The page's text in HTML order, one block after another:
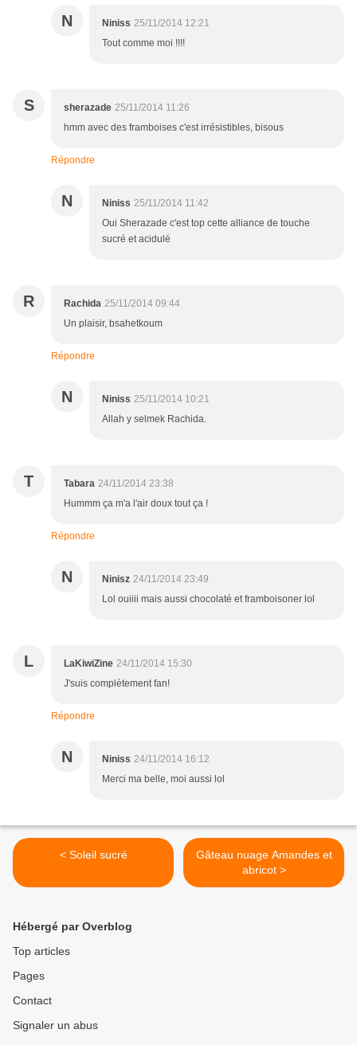
N Niniss 25/11/2014 12:21
Tout comme moi !!!!
S sherazade 25/11/2014 11:26
hmm avec des framboises c'est irrésistibles, bisous
Répondre
N Niniss 25/11/2014 11:42
Oui Sherazade c'est top cette alliance de touche
sucré et acidulé
R Rachida 25/11/2014 09:44
Un plaisir, bsahetkoum
Répondre
N Niniss 25/11/2014 10:21
Allah y selmek Rachida.
T Tabara 24/11/2014 23:38
Hummm ça m'a l'air doux tout ça !
Répondre
N Ninisz 24/11/2014 23:49
Lol ouiiii mais aussi chocolaté et framboisoner lol
L LaKiwiZine 24/11/2014 15:30
J'suis complètement fan!
Répondre
N Niniss 24/11/2014 16:12
Merci ma belle, moi aussi lol
< Soleil sucré
Gâteau nuage Amandes et
abricot >
Hébergé par Overblog
Top articles
Pages
Contact
Signaler un abus